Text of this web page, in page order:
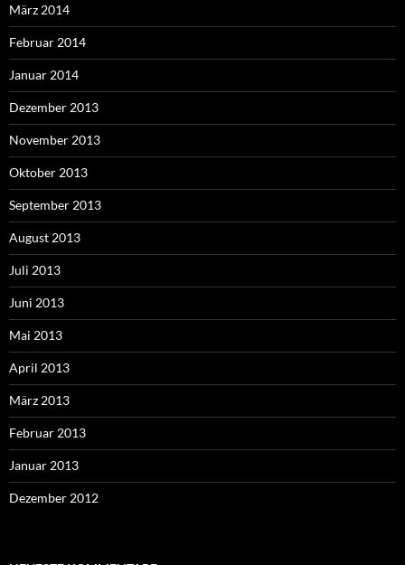
März 2014
Februar 2014
Januar 2014
Dezember 2013
November 2013
Oktober 2013
September 2013
August 2013
Juli 2013
Juni 2013
Mai 2013
April 2013
März 2013
Februar 2013
Januar 2013
Dezember 2012